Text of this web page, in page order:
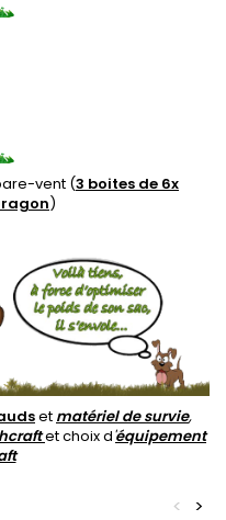
vent (3 boites de 6x
)
et matériel de survie,
et choix déquipement
>
<